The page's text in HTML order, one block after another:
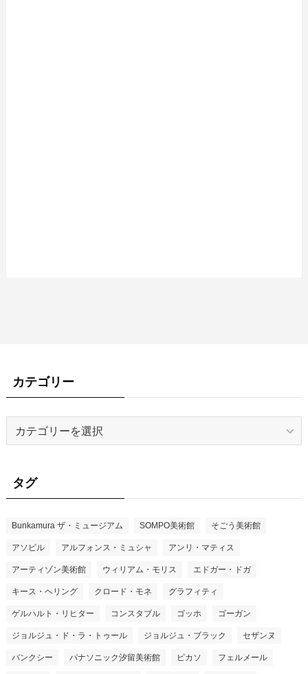
カテゴリー
ー
タグ
Bunkamura ザ・ミュージアム SOMPO美術館 そごう美術館
アソビル アルフォンス・ミュシャ アンリ・マティス
アーティゾン美術館 ウィリアム・モリス エドガー・ドガ
キース・ヘリング クロード・モネ グラフィティ
ゲルハルト・リヒター コンスタブル ゴッホ ゴーガン
ジョルジュ・ド・ラ・トゥール ジョルジュ・ブラック セザンヌ
バンクシー パナソニック汐留美術館 ピカソ フェルメール